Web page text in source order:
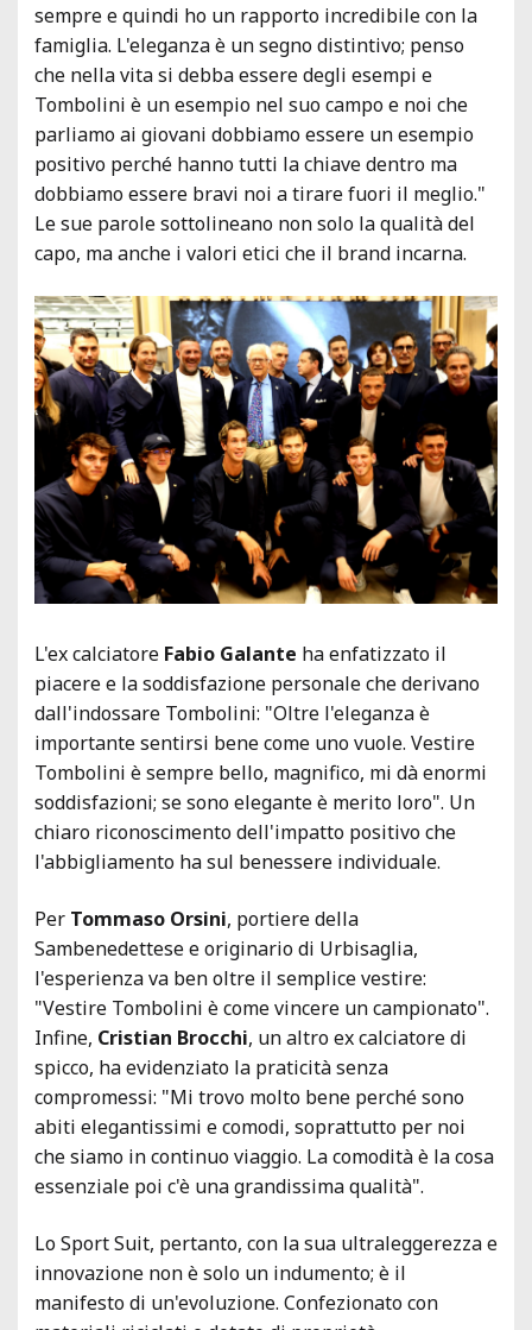
sempre e quindi ho un rapporto incredibile con la
famiglia. L'eleganza è un segno distintivo; penso
che nella vita si debba essere degli esempi e
Tombolini è un esempio nel suo campo e noi che
parliamo ai giovani dobbiamo essere un esempio
positivo perché hanno tutti la chiave dentro ma
dobbiamo essere bravi noi a tirare fuori il meglio."
Le sue parole sottolineano non solo la qualità del
capo, ma anche i valori etici che il brand incarna.
L'ex calciatore Fabio Galante ha enfatizzato il
piacere e la soddisfazione personale che derivano
dall'indossare Tombolini: "Oltre l'eleganza è
importante sentirsi bene come uno vuole. Vestire
Tombolini è sempre bello, magnifico, mi dà enormi
soddisfazioni; se sono elegante è merito loro". Un
chiaro riconoscimento dell'impatto positivo che
l'abbigliamento ha sul benessere individuale.
Per Tommaso Orsini, portiere della
Sambenedettese e originario di Urbisaglia,
l'esperienza va ben oltre il semplice vestire:
"Vestire Tombolini è come vincere un campionato".
Infine, Cristian Brocchi, un altro ex calciatore di
spicco, ha evidenziato la praticità senza
compromessi: "Mi trovo molto bene perché sono
abiti elegantissimi e comodi, soprattutto per noi
che siamo in continuo viaggio. La comodità è la cosa
essenziale poi c'è una grandissima qualità".
Lo Sport Suit, pertanto, con la sua ultraleggerezza e
innovazione non è solo un indumento; è il
manifesto di un'evoluzione. Confezionato con